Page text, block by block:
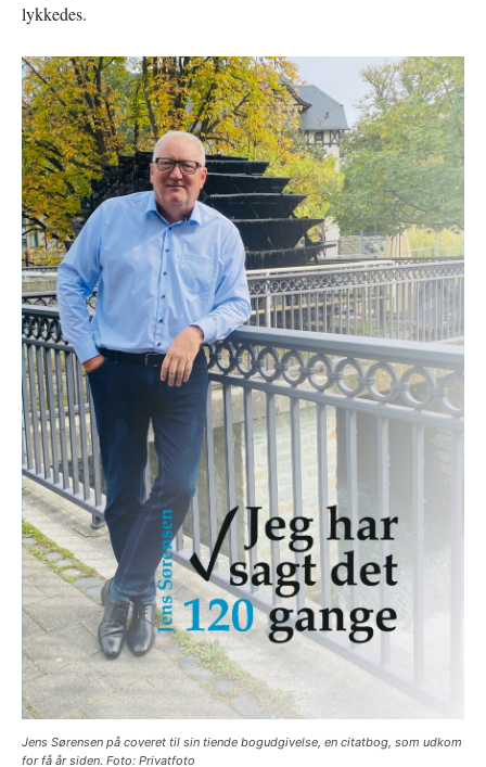
lykkedes.
Jens Sørensen på coveret til sin tiende bogudgivelse, en citatbog, som udkom
for få år siden. Foto: Privatfoto